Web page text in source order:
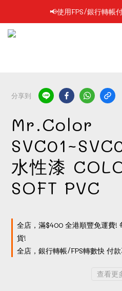
📢凡購物滿$199 順
📢使用FPS/銀行轉帳
分享到
Mr.Color
水性漆
SOFT PVC
全店，滿$400 全港順豐免運費!
貨!
全店，銀行轉帳/FPS轉數快 付
查看更